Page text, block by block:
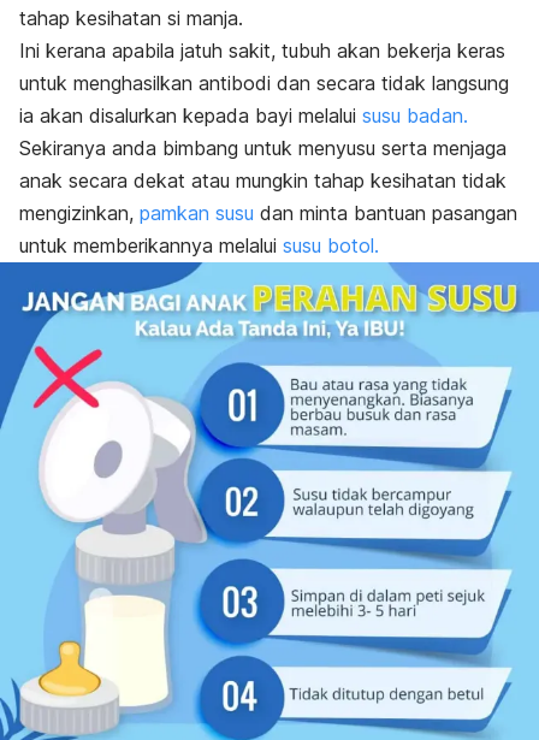
tahap kesihatan si manja.
Ini kerana apabila jatuh sakit, tubuh akan bekerja keras
untuk menghasilkan antibodi dan secara tidak langsung
ia akan disalurkan kepada bayi melalui susu badan.
Sekiranya anda bimbang untuk menyusu serta menjaga
anak secara dekat atau mungkin tahap kesihatan tidak
mengizinkan, pamkan susu dan minta bantuan pasangan
untuk memberikannya melalui susu botol.